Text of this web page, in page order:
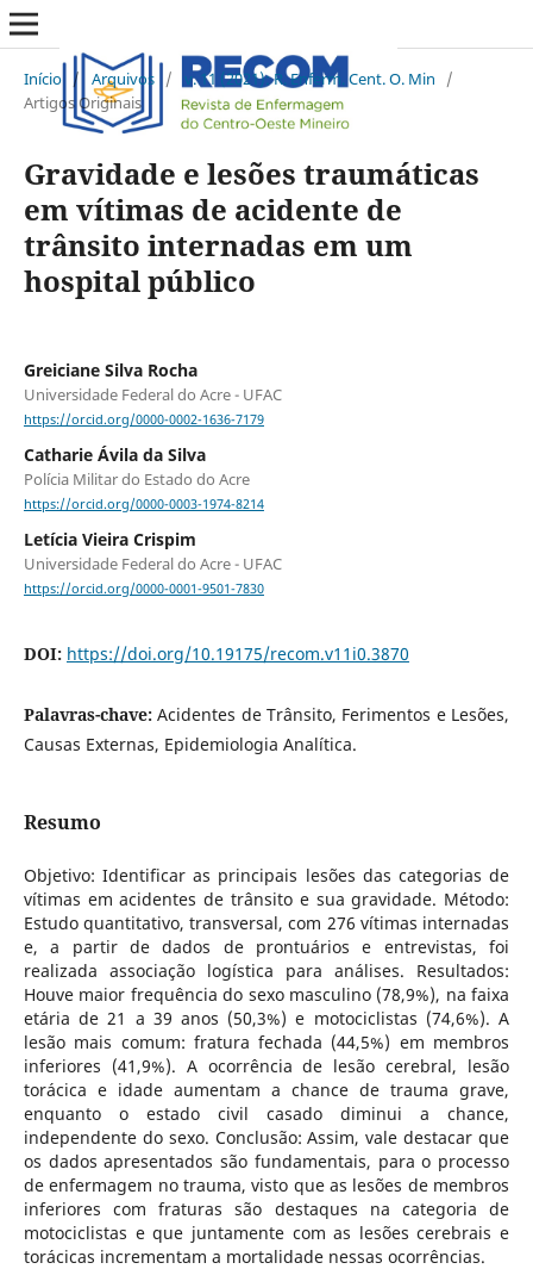
Início / Arquivos / v. 11 (2021): R. Enferm. Cent. O. Min
/
Artigos Originais
Gravidade e lesões traumáticas
em vítimas de acidente de
trânsito internadas em um
hospital público
Greiciane Silva Rocha
Universidade Federal do Acre - UFAC
https://orcid.org/0000-0002-1636-7179
Catharie Ávila da Silva
Polícia Militar do Estado do Acre
https://orcid.org/0000-0003-1974-8214
Letícia Vieira Crispim
Universidade Federal do Acre - UFAC
https://orcid.org/0000-0001-9501-7830
DOI: https://doi.org/10.19175/recom.v11i0.3870
Palavras-chave:Acidentes de Trânsito, Ferimentos e Lesões,
Causas Externas, Epidemiologia Analítica.
Resumo
Objetivo: Identificar as principais lesões das categorias de
vítimas em acidentes de trânsito e sua gravidade. Método:
Estudo quantitativo, transversal, com 276 vítimas internadas
e, a partir de dados de prontuários e entrevistas, foi
realizada associação logística para análises. Resultados:
Houve maior frequência do sexo masculino (78,9%), na faixa
etária de 21 a 39 anos (50,3%) e motociclistas (74,6%). A
lesão mais comum: fratura fechada (44,5%) em membros
inferiores (41,9%). A ocorrência de lesão cerebral, lesão
torácica e idade aumentam a chance de trauma grave,
enquanto o estado civil casado diminui a chance,
independente do sexo. Conclusão: Assim, vale destacar que
os dados apresentados são fundamentais, para o processo
de enfermagem no trauma, visto que as lesões de membros
inferiores com fraturas são destaques na categoria de
motociclistas e que juntamente com as lesões cerebrais e
torácicas incrementam a mortalidade nessas ocorrências.